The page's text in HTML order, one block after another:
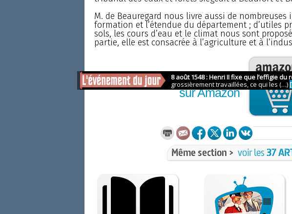
M. de Beauregard nous livre aussi de
formation et l’étendue du département ; d’utiles
sols, les cours d’eau et le climat nous sont
partie, elle est consacrée à l’agriculture et à
Commander
sur Amazon
Même section > voir les37